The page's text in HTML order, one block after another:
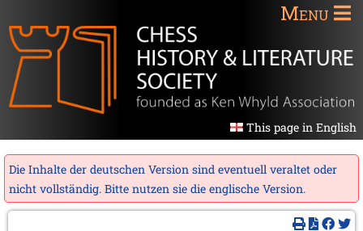
Menu
This page in English
Die Inhalte der deutschen Version sind eventuell veraltet oder
nicht vollständig. Bitte nutzen sie die englische Version.